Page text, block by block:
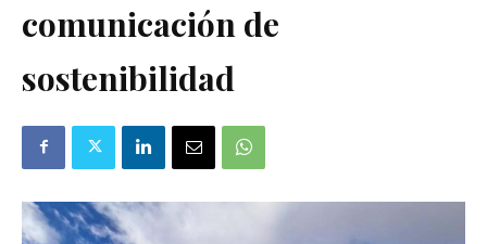
comunicación de
sostenibilidad